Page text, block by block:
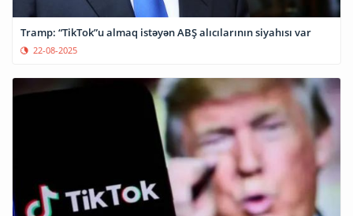
Tramp: “TikTok”u almaq istəyən ABŞ alıcılarının siyahısı var
22-08-2025